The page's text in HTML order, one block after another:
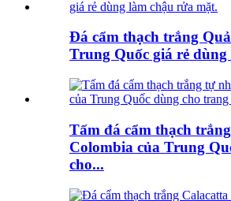
Đá cẩm thạch trắng
Trung Quốc giá rẻ dùng
Tấm đá cẩm thạch
Colombia của Trung
cho...